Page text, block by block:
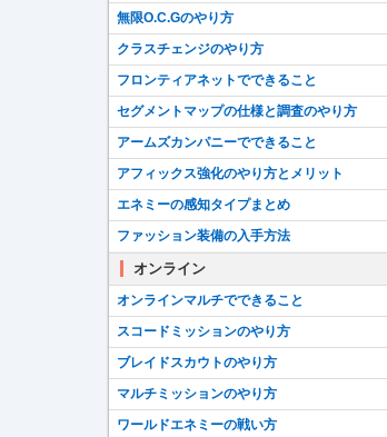
無限O.C.Gのやり方
クラスチェンジのやり方
フロンティアネットでできること
セグメントマップの仕様と調査のやり方
アームズカンパニーでできること
アフィックス強化のやり方とメリット
エネミーの感知タイプまとめ
ファッション装備の入手方法
オンライン
オンラインマルチでできること
スコードミッションのやり方
ブレイドスカウトのやり方
マルチミッションのやり方
ワールドエネミーの戦い方